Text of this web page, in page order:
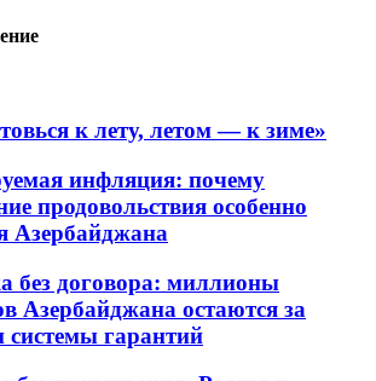
к лету, летом — к зиме»
инфляция: почему
продовольствия особенно
Азербайджана
без договора: миллионы
Азербайджана остаются за
системы гарантий